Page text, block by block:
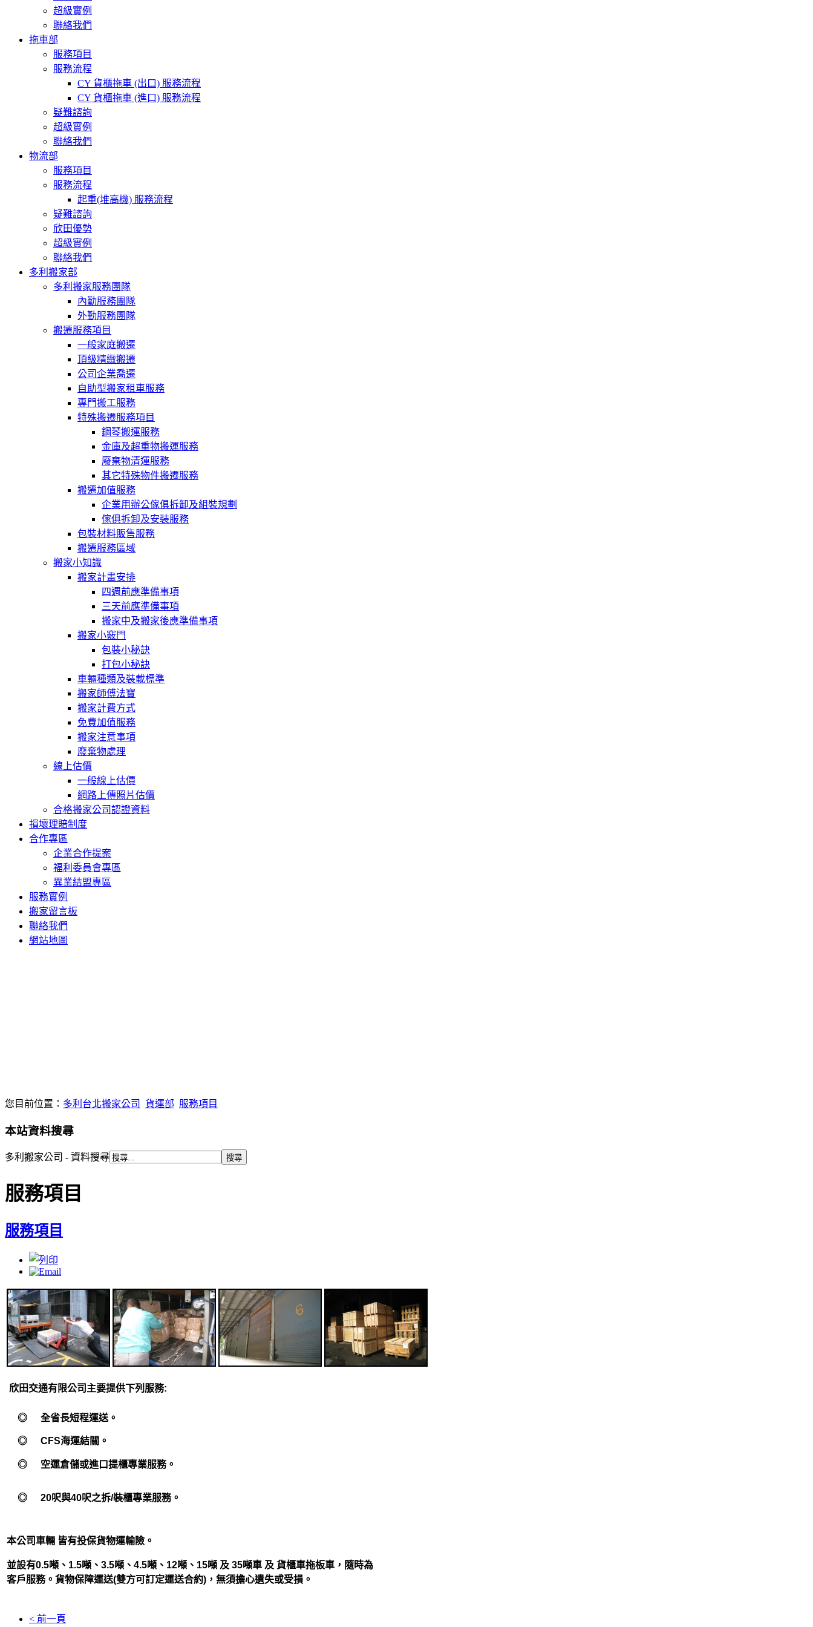
超級實例
聯絡我們
拖車部
服務項目
服務流程
CY 貨櫃拖車 (出口) 服務流程
CY 貨櫃拖車 (進口) 服務流程
疑難諮詢
超級實例
聯絡我們
物流部
服務項目
服務流程
起重(堆高機) 服務流程
疑難諮詢
欣田優勢
超級實例
聯絡我們
多利搬家部
多利搬家服務團隊
內勤服務團隊
外勤服務團隊
搬遷服務項目
一般家庭搬遷
頂級精緻搬遷
公司企業喬遷
自助型搬家租車服務
專門搬工服務
特殊搬遷服務項目
鋼琴搬運服務
金庫及超重物搬運服務
廢棄物清運服務
其它特殊物件搬遷服務
搬遷加值服務
企業用辦公傢俱拆卸及組裝規劃
傢俱拆卸及安裝服務
包裝材料販售服務
搬遷服務區域
搬家小知識
搬家計畫安排
四週前應準備事項
三天前應準備事項
搬家中及搬家後應準備事項
搬家小竅門
包裝小秘訣
打包小秘訣
車輛種類及裝載標準
搬家師傅法寶
搬家計費方式
免費加值服務
搬家注意事項
廢棄物處理
線上估價
一般線上估價
網路上傳照片估價
合格搬家公司認證資料
損壞理賠制度
合作專區
企業合作提案
福利委員會專區
異業結盟專區
服務實例
搬家留言板
聯絡我們
網站地圖
您目前位置： 多利台北搬家公司 貨運部 服務項目
本站資料搜尋
多利搬家公司 - 資料搜尋
服務項目
服務項目
欣田交通有限公司主要提供下列服務:
◎ 全省長短程運送。
◎ CFS海運結關。
◎ 空運倉儲或進口提櫃專業服務。
◎ 20呎與40呎之拆/裝櫃專業服務。
本公司車輛 皆有投保貨物運輸險。
並設有0.5噸、1.5噸、3.5噸、4.5噸、12噸、15噸 及 35噸車 及 貨櫃車拖板車，隨時為
客戶服務。貨物保障運送(雙方可訂定運送合約)，無須擔心遺失或受損。
< 前一頁